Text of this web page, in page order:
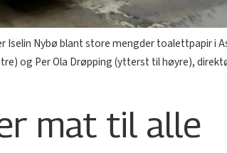
Iselin Nybø blant store mengder toalettpapir i
og Per Ola Drøpping (ytterst til høyre),
mat til alle